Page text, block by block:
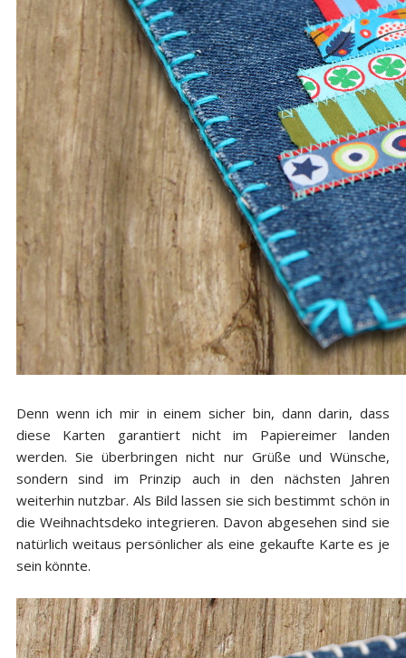
Denn wenn ich mir in einem sicher bin, dann darin, dass
diese Karten garantiert nicht im Papiereimer landen
werden. Sie überbringen nicht nur Grüße und Wünsche,
sondern sind im Prinzip auch in den nächsten Jahren
weiterhin nutzbar. Als Bild lassen sie sich bestimmt schön in
die Weihnachtsdeko integrieren. Davon abgesehen sind sie
natürlich weitaus persönlicher als eine gekaufte Karte es je
sein könnte.